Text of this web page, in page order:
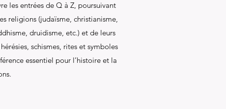
les entrées de Q à Z, poursuivant
religions (judaïsme, christianisme,
druidisme, etc.) et de leurs
schismes, rites et symboles
essentiel pour l’histoire et la